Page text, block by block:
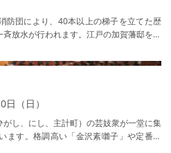
防団により、40本以上の梯子を立てた歴
放水が行われます。江戸の加賀藩邸を守
（日）
し、にし、主計町）の芸妓衆が一堂に集
ます。格調高い「金沢素囃子」や定番の